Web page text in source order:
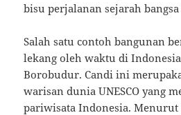
bisu perjalanan sejarah
Salah satu contoh bangunan
lekang oleh waktu di
Borobudur. Candi ini
warisan dunia UNESCO yang
pariwisata Indonesia. Menurut